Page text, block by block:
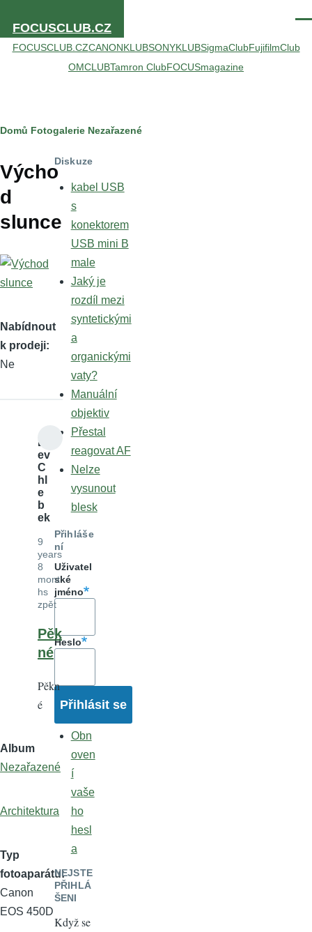
FOCUSCLUB.CZ
FOCUSCLUB.CZCANONKLUBSONYKLUBSigmaClubFujifilmClub
OMCLUBTamron ClubFOCUSmagazine
Drobečková
navigace
Domů Fotogalerie Nezařazené
Výcho
d
slunce
Nabídnout
k prodeji
Ne
L
ev
C
hl
e
b
ek
9
years
8
mont
hs
zpět
Pěk
né
Pěkn
é
Album
Nezařazené
Architektura
Typ
fotoaparátu
Canon
EOS 450D
Diskuze
kabel USB
s
konektorem
USB mini B
male
Jaký je
rozdíl mezi
syntetickými
a
organickými
vaty?
Manuální
objektiv
Přestal
reagovat AF
Nelze
vysunout
blesk
Přihláše
ní
Uživatel
ské
jméno
Heslo
Obn
oven
í
vaše
ho
hesl
a
NEJSTE
PŘIHLÁ
ŠENI
Když se